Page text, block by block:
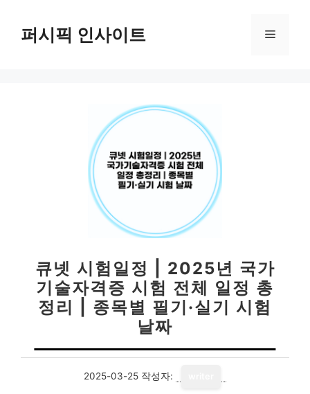
퍼시픽 인사이트 메
큐넷 시험일정 | 2025년 국가
기술자격증 시험 전체 일정 총
정리 | 종목별 필기·실기 시험
날짜
2025-03-25 작성자: